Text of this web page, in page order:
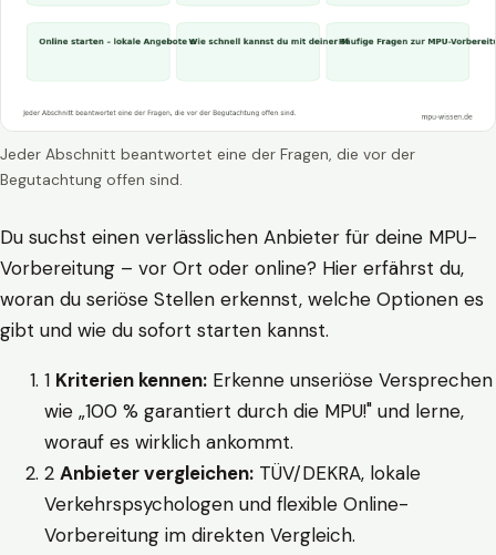
Jeder Abschnitt beantwortet eine der Fragen, die vor der
Begutachtung offen sind.
Du suchst einen verlässlichen Anbieter für deine MPU-
Vorbereitung – vor Ort oder online? Hier erfährst du,
woran du seriöse Stellen erkennst, welche Optionen es
gibt und wie du sofort starten kannst.
1 Kriterien kennen: Erkenne unseriöse Versprechen
wie „100 % garantiert durch die MPU!" und lerne,
worauf es wirklich ankommt.
2 Anbieter vergleichen: TÜV/DEKRA, lokale
Verkehrspsychologen und flexible Online-
Vorbereitung im direkten Vergleich.